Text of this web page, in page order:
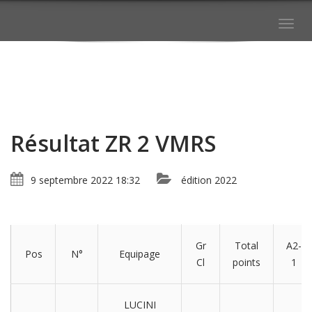
Résultat ZR 2 VMRS
9 septembre 2022 18:32 édition 2022
Pos N° Equipage
Gr
Cl
Total
points
A2-
1
LUCINI